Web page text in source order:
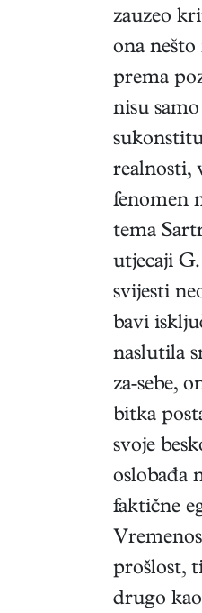
zauzeo
ona
prema
nisu
realnosti,
fenomen
tema
utjecaji
svijesti
bavi
naslutila
za-sebe,
bitka
svoje
oslobađa
faktične
prošlost,
drugo